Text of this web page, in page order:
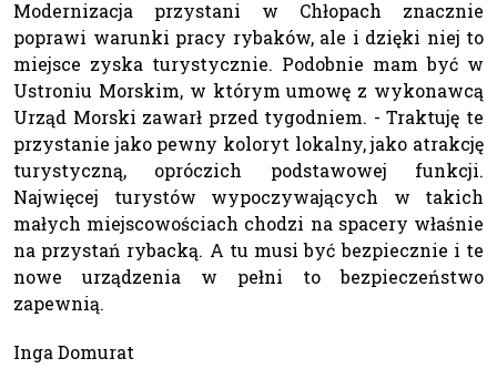
Modernizacja przystani w Chłopach znacznie
poprawi warunki pracy rybaków, ale i dzięki niej to
miejsce zyska turystycznie. Podobnie mam być w
Ustroniu Morskim, w którym umowę z wykonawcą
Urząd Morski zawarł przed tygodniem. - Traktuję te
przystanie jako pewny koloryt lokalny, jako atrakcję
turystyczną, opróczich podstawowej funkcji.
Najwięcej turystów wypoczywających w takich
małych miejscowościach chodzi na spacery właśnie
na przystań rybacką. A tu musi być bezpiecznie i te
nowe urządzenia w pełni to bezpieczeństwo
zapewnią.
Inga Domurat